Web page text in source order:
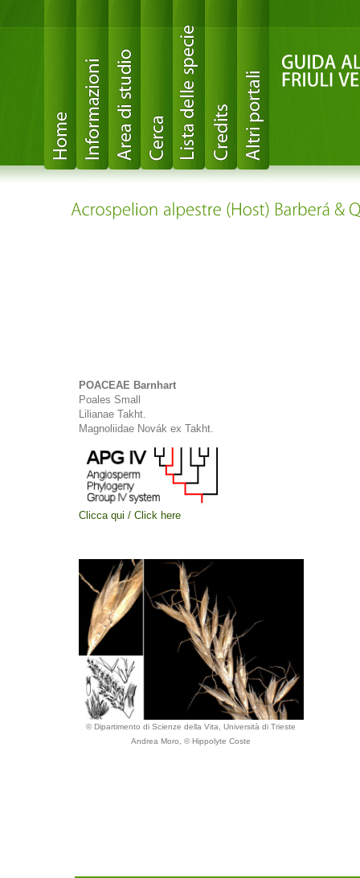
POACEAE Barnhart
Poales Small
Lilianae Takht.
Magnoliidae Novák ex Takht.
Clicca qui / Click here
© Dipartimento di Scienze della Vita, Università di Trieste
Andrea Moro, © Hippolyte Coste